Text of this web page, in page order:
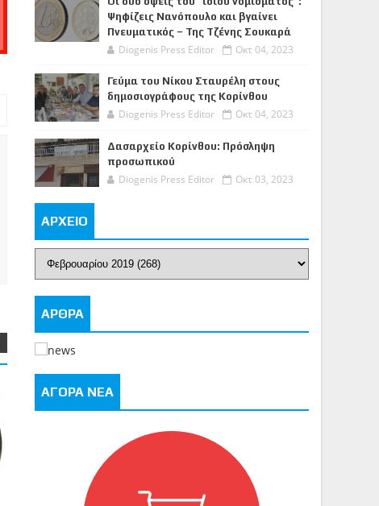
Ψηφίζεις Νανόπουλο και βγαίνει
Πνευματικός – Της Τζένης Σουκαρά
Diogenis Press Editor Οκτ 04, 2023
Γεύμα του Νίκου Σταυρέλη στους
δημοσιογράφους της Κορίνθου
Diogenis Press Editor Οκτ 04, 2023
Δασαρχείο Κορίνθου: Πρόσληψη
προσωπικού
Diogenis Press Editor Οκτ 03, 2023
ΑΡΧΕΙΟ
ΑΡΘΡΑ
ΑΓΟΡΑ ΝΕΑ